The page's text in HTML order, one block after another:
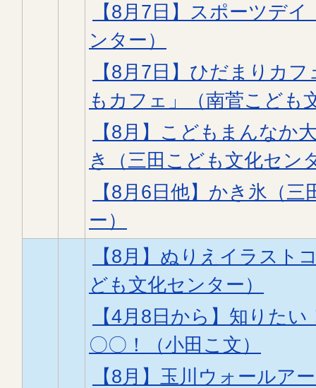
【8月7日】スポーツデ
ンター）
【8月7日】ひだまりカ
もカフェ」（南菅こども
【8月】こどもまんなか
き（三田こども文化セン
【8月6日他】かき氷（
ー）
【8月】ぬりえイラスト
ども文化センター）
【4月8日から】知りた
〇〇！（小田こ文）
【8月】玉川ウォールア